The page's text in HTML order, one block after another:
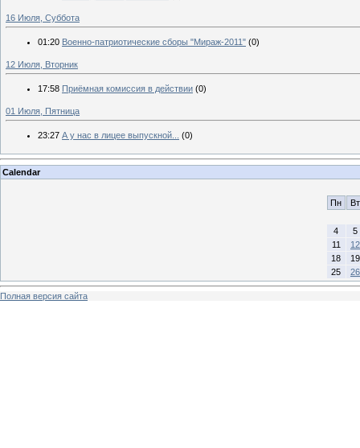
16 Июля, Суббота
01:20 Военно-патриотические сборы "Мираж-2011" (0)
12 Июля, Вторник
17:58 Приёмная комиссия в действии (0)
01 Июля, Пятница
23:27 А у нас в лицее выпускной... (0)
Calendar
Пн Вт
4
5
11
12
18
19
25
26
Полная версия сайта